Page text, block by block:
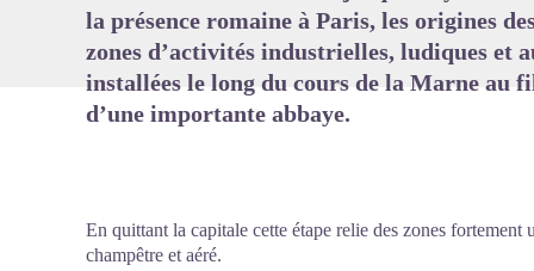
la présence romaine à Paris, les origines
zones d’activités industrielles, ludiques et
installées le long du cours de la Marne au
d’une importante abbaye.
En quittant la capitale cette étape relie des zones fortement
champêtre et aéré.